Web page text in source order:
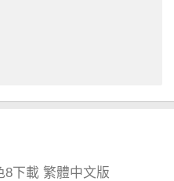
8下載 繁體中文版